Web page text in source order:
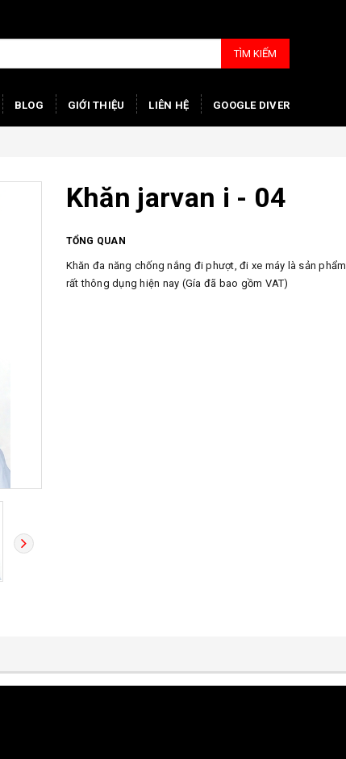
TÌM KIẾM
BLOG GIỚI THIỆU LIÊN HỆ GOOGLE DIVER
Khăn jarvan i - 04
TỔNG QUAN
Khăn đa năng chống nắng đi phượt, đi xe máy là sản phẩm
rất thông dụng hiện nay (Gía đã bao gồm VAT)